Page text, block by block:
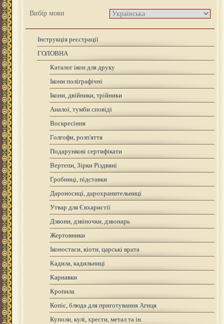
Вибір мови
Інструкція реєстрації
ГОЛОВНА
Каталог ікон для друку
Ікони поліграфічні
Ікони, двійники, трійники
Аналої, тумби сповіді
Воскресіння
Голгофи, розп'яття
Подарункові сертифікати
Вертепи, Зірки Різдвяні
Гробниці, підставки
Дароносиці, дарохранительниці
Утвар для Євхаристії
Дзвони, дзвіночки, дзвонарь
Жертовники
Іконостаси, кіоти, царські врата
Кадила, кадильниці
Карнавки
Кропила
Копіє, блюда для приготування Агнця
Куполи, кулі, хрести, метал та ін.